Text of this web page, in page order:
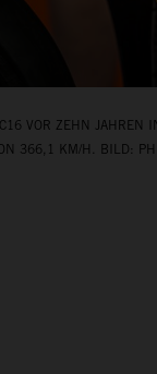
VOR ZEHN JAHREN
366,1 KM/H. BILD: